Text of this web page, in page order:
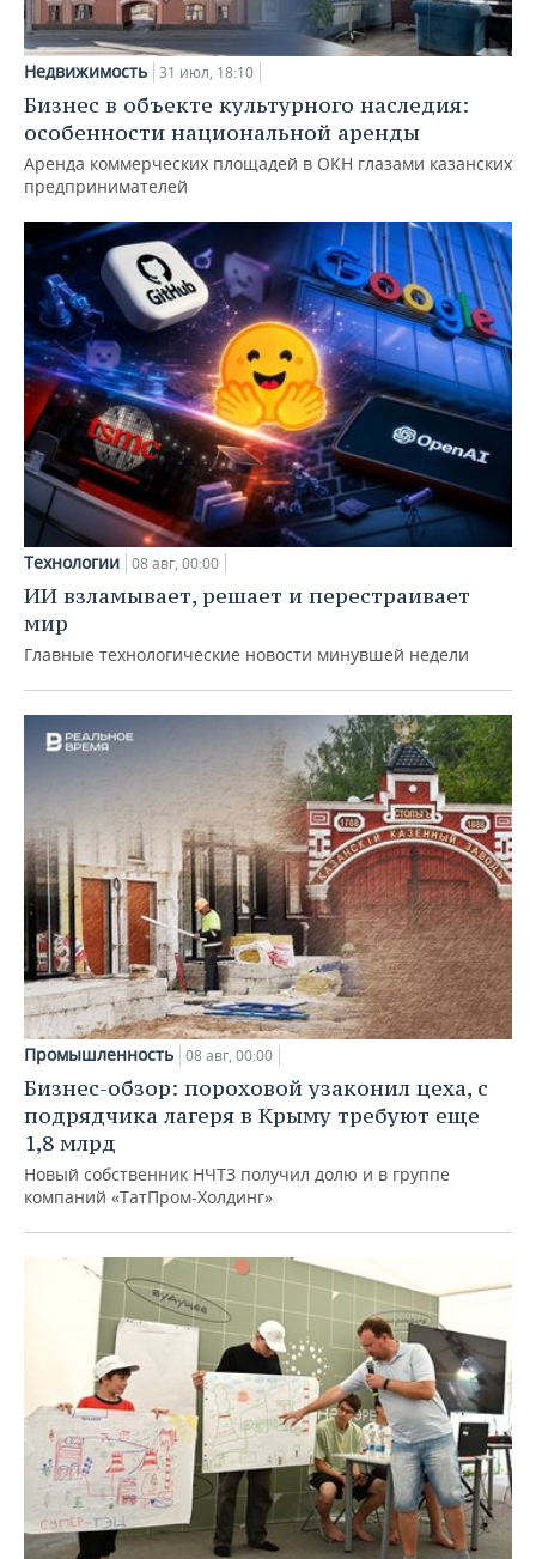
Недвижимость 31 июл, 18:10
Бизнес в объекте культурного наследия:
особенности национальной аренды
Аренда коммерческих площадей в ОКН глазами казанских
предпринимателей
Технологии 08 авг, 00:00
ИИ взламывает, решает и перестраивает
мир
Главные технологические новости минувшей недели
Промышленность 08 авг, 00:00
Бизнес-обзор: пороховой узаконил цеха, с
подрядчика лагеря в Крыму требуют еще
1,8 млрд
Новый собственник НЧТЗ получил долю и в группе
компаний «ТатПром-Холдинг»